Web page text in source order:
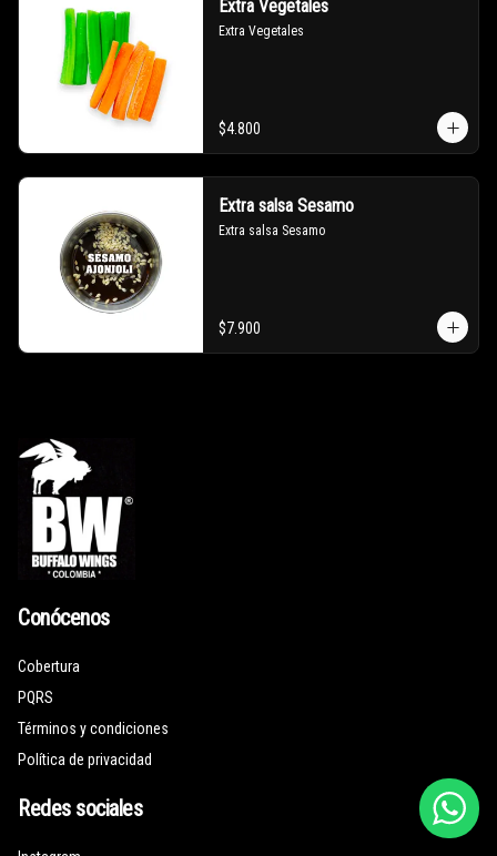
Extra Vegetales
Extra Vegetales
$4.800
Extra salsa Sesamo
Extra salsa Sesamo
$7.900
Conócenos
Cobertura
PQRS
Términos y condiciones
Política de privacidad
Redes sociales